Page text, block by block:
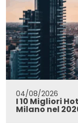
04/08/2026
I 10 Migliori
Milano nel